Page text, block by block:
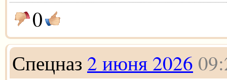
0
Спецназ 2 июня 2026